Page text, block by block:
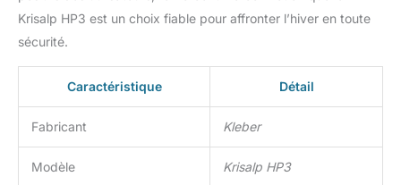
Krisalp HP3 est un choix fiable pour affronter l’hiver en toute
sécurité.
Caractéristique Détail
Fabricant Kleber
Modèle Krisalp HP3